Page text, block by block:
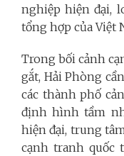
nghiệp hiện đại,
tổng hợp của Việt
Trong bối cảnh
gắt, Hải Phòng
các thành phố
định hình tầm
hiện đại, trung
cạnh tranh quốc